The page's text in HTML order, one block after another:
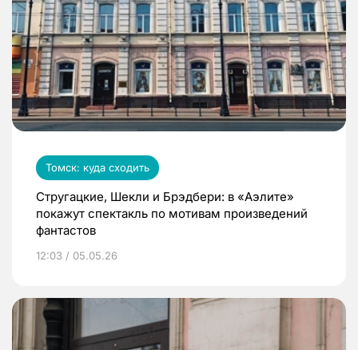
Томск: куда сходить
Стругацкие, Шекли и Брэдбери: в «Аэлите»
покажут спектакль по мотивам произведений
фантастов
12:03 / 05.05.26